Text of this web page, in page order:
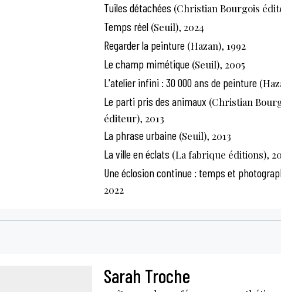
Tuiles détachées (Christian Bourgois
Temps réel(Seuil), 2024
Regarder la peinture(Hazan), 1992
Le champ mimétique(Seuil), 2005
L'atelier infini : 30 000 ans de peinture
Le parti pris des animaux (Christian
éditeur), 2013
La phrase urbaine(Seuil), 2013
La ville en éclats (La fabrique éditions),
Une éclosion continue : temps et
2022
Sarah Troche